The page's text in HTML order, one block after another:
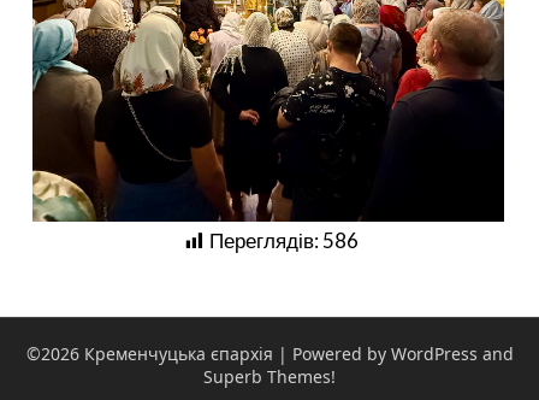
Переглядів: 586
©2026 Кременчуцька єпархія | Powered by WordPress and
Superb Themes!